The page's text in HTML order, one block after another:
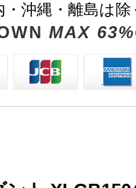
・沖縄・離島は
MAX